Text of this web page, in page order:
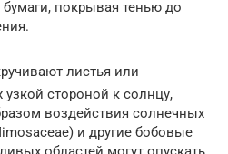
покрывая тенью до
листья или
стороной к солнцу,
воздействия солнечных
и другие бобовые